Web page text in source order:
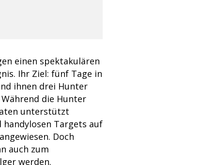
einen spektakulären
Ihr Ziel: fünf Tage in
ihnen drei Hunter
die Hunter
unterstützt
handylosen Targets auf
Doch
auch zum
werden.